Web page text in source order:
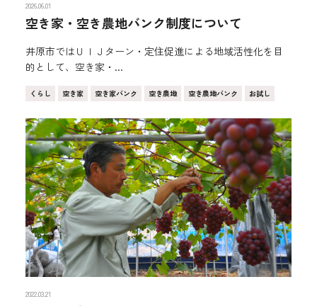
2026.06.01
空き家・空き農地バンク制度について
井原市ではＵＩＪターン・定住促進による地域活性化を目
的として、空き家・...
くらし 空き家 空き家バンク 空き農地 空き農地バンク お試し
2022.03.21